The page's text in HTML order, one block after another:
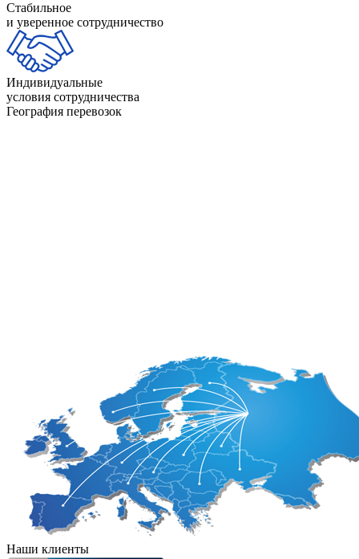
Стабильное
и уверенное сотрудничество
Индивидуальные
условия сотрудничества
География перевозок
Наши клиенты